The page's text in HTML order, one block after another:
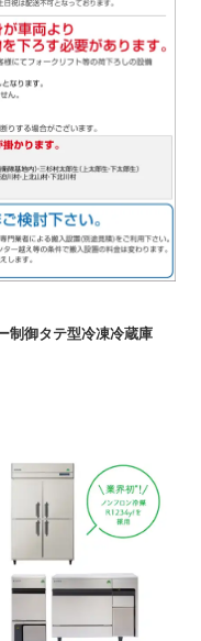
制御タテ型冷凍冷蔵庫